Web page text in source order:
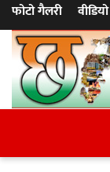
फोटो गैलरी